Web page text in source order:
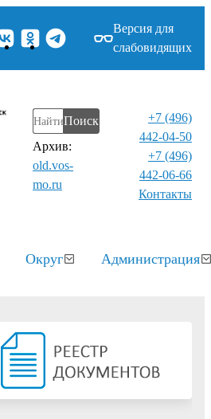
Версия для
слабовидящих
Поиск
Архив:
old.vos-
mo.ru
+7 (496)
442-04-50
+7 (496)
442-06-66
Контакты⁠
Округ Администрация